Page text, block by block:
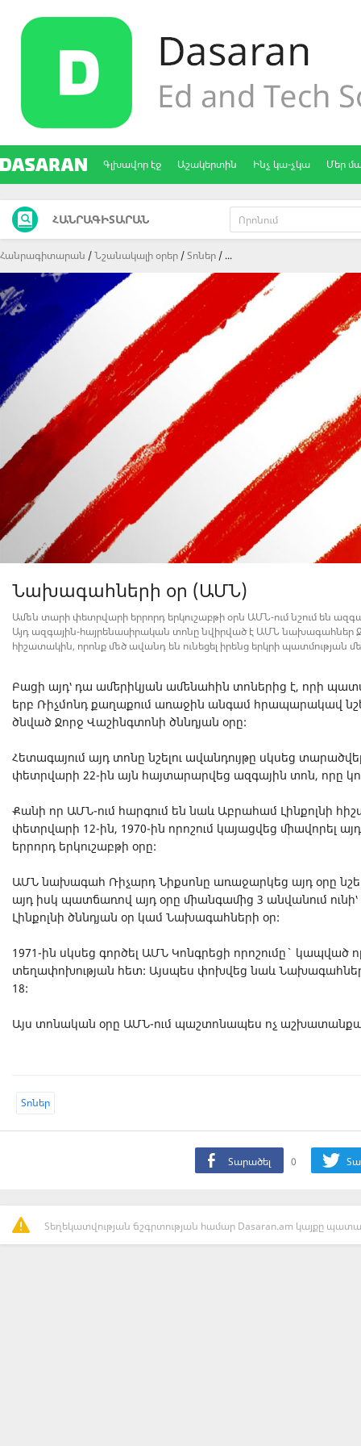
Գլխավոր էջ Աշակերտին Ինչ կա-չկա Մեր
ՀԱՆՐԱԳԻՏԱՐԱՆ
Հանրագիտարան Նշանակալի օրեր Տոներ ...
Նախագահների օր (ԱՄՆ)
Ամեն տարի փետրվարի երրորդ երկուշաբթի օրն ԱՄՆ-ում նշում են
Այդ ազգային-հայրենասիրական տոնը նվիրված է ԱՄՆ նախագահներ
հիշատակին, որոնք մեծ ավանդ են ունեցել իրենց երկրի պատմության
Բացի այդ՝ դա ամերիկյան ամենահին տոներից է, որի
երբ Ռիչմոնդ քաղաքում առաջին անգամ հրապարակավ
ծնված Ջորջ Վաշինգտոնի ծննդյան օրը:
Հետագայում այդ տոնը նշելու ավանդույթը սկսեց
փետրվարի 22-ին այն հայտարարվեց ազգային տոն, որը
Քանի որ ԱՄՆ-ում հարգում են նաև Աբրահամ Լինքոլնի
փետրվարի 12-ին, 1970-ին որոշում կայացվեց միավորել
երրորդ երկուշաբթի օրը:
ԱՄՆ նախագահ Ռիչարդ Նիքսոնը առաջարկեց այդ օրը
այդ իսկ պատճառով այդ օրը միանգամից 3 անվանում
Լինքոլնի ծննդյան օր կամ Նախագահների օր:
1971-ին սկսեց գործել ԱՄՆ Կոնգրեցի որոշումը` կապված
տեղափոխության հետ: Այսպես փոխվեց նաև
18:
Այս տոնական օրը ԱՄՆ-ում պաշտոնապես ոչ
Տոներ
Տարածել 0
Տեղեկատվության ճշգրտության համար Dasaran.am կայքը